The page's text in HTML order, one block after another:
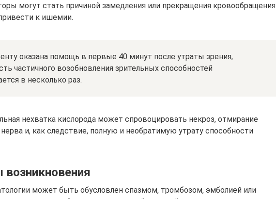
могут стать причиной замедления или прекращения кровообращения
к ишемии.
оказана помощь в первые 40 минут после утраты зрения,
частичного возобновления зрительных способностей
в несколько раз.
нехватка кислорода может спровоцировать некроз, отмирание
нерва и, как следствие, полную и необратимую утрату способности
возникновения
может быть обусловлен спазмом, тромбозом, эмболией или